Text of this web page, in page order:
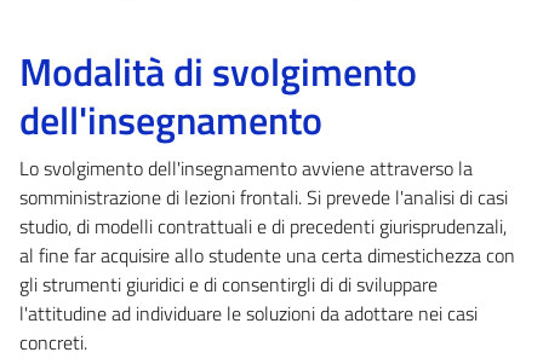
Modalità di svolgimento
dell'insegnamento
Lo svolgimento dell'insegnamento avviene attraverso la
somministrazione di lezioni frontali. Si prevede l'analisi di casi
studio, di modelli contrattuali e di precedenti giurisprudenzali,
al fine far acquisire allo studente una certa dimestichezza con
gli strumenti giuridici e di consentirgli di di sviluppare
l'attitudine ad individuare le soluzioni da adottare nei casi
concreti.